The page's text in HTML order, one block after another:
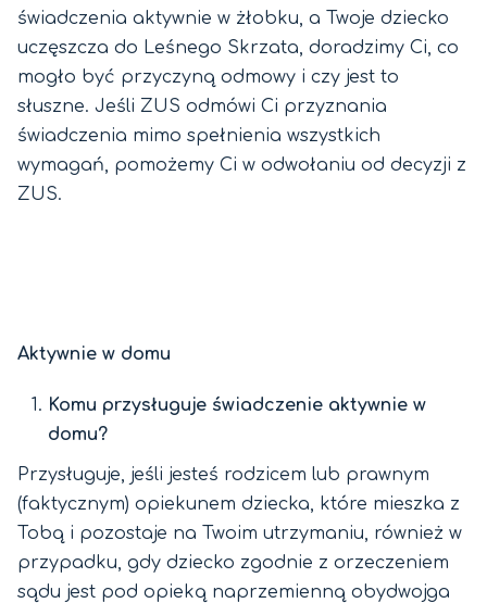
świadczenia aktywnie w żłobku, a Twoje dziecko
uczęszcza do Leśnego Skrzata, doradzimy Ci, co
mogło być przyczyną odmowy i czy jest to
słuszne. Jeśli ZUS odmówi Ci przyznania
świadczenia mimo spełnienia wszystkich
wymagań, pomożemy Ci w odwołaniu od decyzji z
ZUS.
Aktywnie w domu
Komu przysługuje świadczenie aktywnie w
domu?
Przysługuje, jeśli jesteś rodzicem lub prawnym
(faktycznym) opiekunem dziecka, które mieszka z
Tobą i pozostaje na Twoim utrzymaniu, również w
przypadku, gdy dziecko zgodnie z orzeczeniem
sądu jest pod opieką naprzemienną obydwojga